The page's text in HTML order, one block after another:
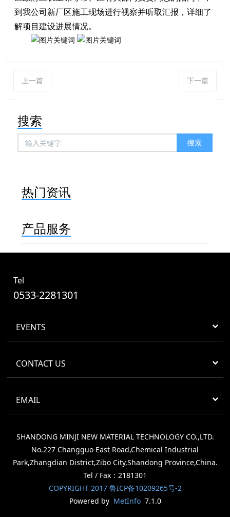
到我公司新厂区施工现场进行视察并听取汇报，详细了
解项目建设进展情况。
上一篇 下一篇
搜索
搜索
热门资讯
产品服务
Tel
0533-2281301
EVENTS
CONTACT US
EMAIL
SHANDONG MINJI NEW MATERIAL TECHNOLOGY CO.,LTD.
No.227 Changguo East Road,Chemical Industrial
Park,Zhangdian District,Zibo City,Shandong Province,China.
Tel / Fax：2181301
COPYRIGHT 2017 鲁ICP备10209265号-2
Powered by MetInfo7.1.0